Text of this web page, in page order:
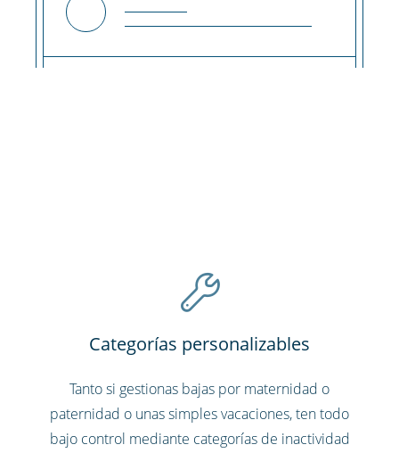
Categorías personalizables
Tanto si gestionas bajas por maternidad o
paternidad o unas simples vacaciones, ten todo
bajo control mediante categorías de inactividad